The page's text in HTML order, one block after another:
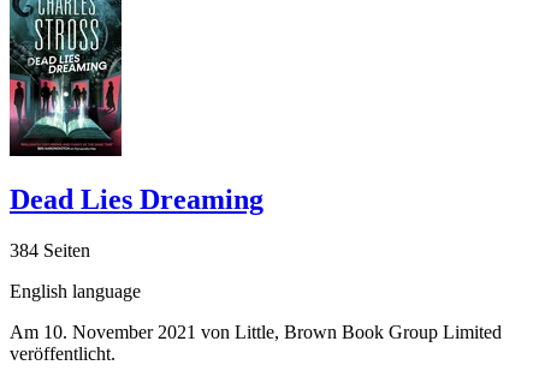
Dead Lies Dreaming
384 Seiten
English language
Am 10. November 2021 von Little, Brown Book Group Limited
veröffentlicht.